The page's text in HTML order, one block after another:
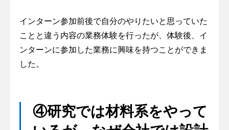
インターン参加前後で自分のやりたいと思っていた
ことと違う内容の業務体験を行ったが、体験後、イ
ンターンに参加した業務に興味を持つことができま
した。
④研究では材料系をやって